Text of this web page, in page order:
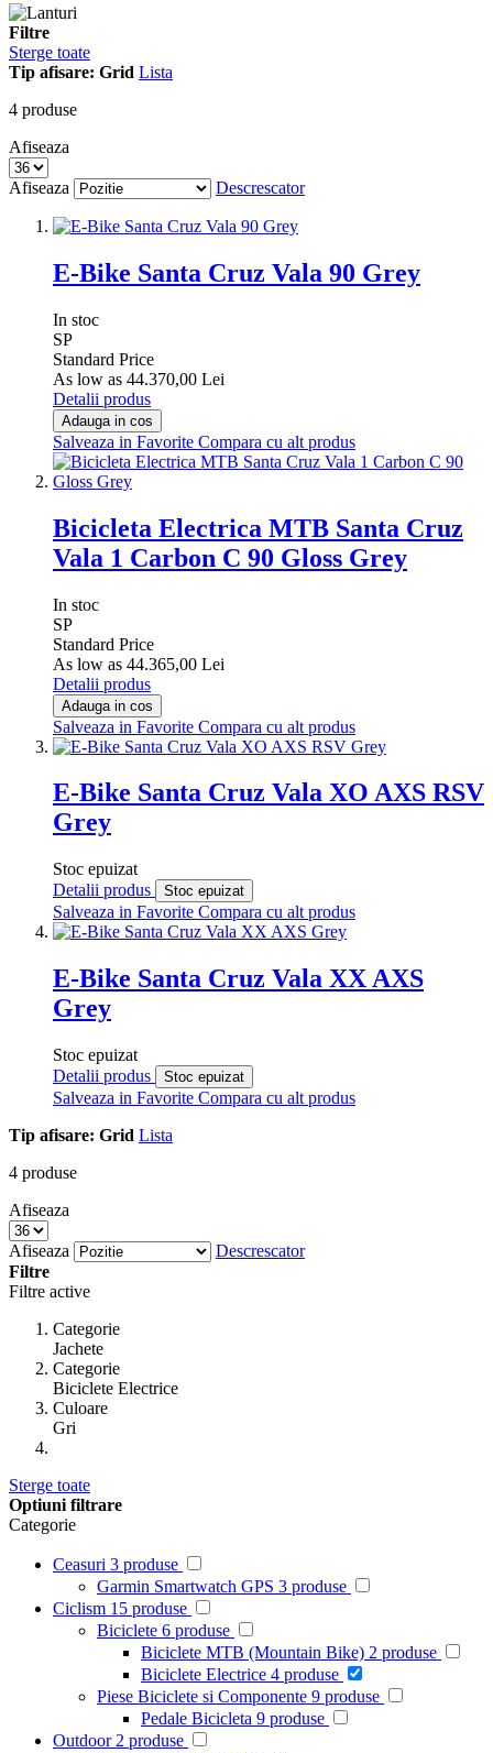
Filtre
Sterge toate
Tip afisare: Grid Lista
4 produse
Afiseaza
Afiseaza Descrescator
E-Bike Santa Cruz Vala 90 Grey
In stoc
SP
Standard Price
As low as 44.370,00 Lei
Detalii produs
Adauga in cos
Salveaza in Favorite Compara cu alt produs
Bicicleta Electrica MTB Santa Cruz
Vala 1 Carbon C 90 Gloss Grey
In stoc
SP
Standard Price
As low as 44.365,00 Lei
Detalii produs
Adauga in cos
Salveaza in Favorite Compara cu alt produs
E-Bike Santa Cruz Vala XO AXS RSV
Grey
Stoc epuizat
Detalii produs
Stoc epuizat
Salveaza in Favorite Compara cu alt produs
E-Bike Santa Cruz Vala XX AXS
Grey
Stoc epuizat
Detalii produs
Stoc epuizat
Salveaza in Favorite Compara cu alt produs
Tip afisare: Grid Lista
4 produse
Afiseaza
Afiseaza
Descrescator
Filtre
Filtre active
Categorie
Jachete
Categorie
Biciclete Electrice
Culoare
Gri
Sterge toate
Optiuni filtrare
Categorie
Ceasuri 3 produse
Garmin Smartwatch GPS 3 produse
Ciclism 15 produse
Biciclete 6 produse
Biciclete MTB (Mountain Bike) 2 produse
Biciclete Electrice 4 produse
Piese Biciclete si Componente 9 produse
Pedale Bicicleta 9 produse
Outdoor 2 produse